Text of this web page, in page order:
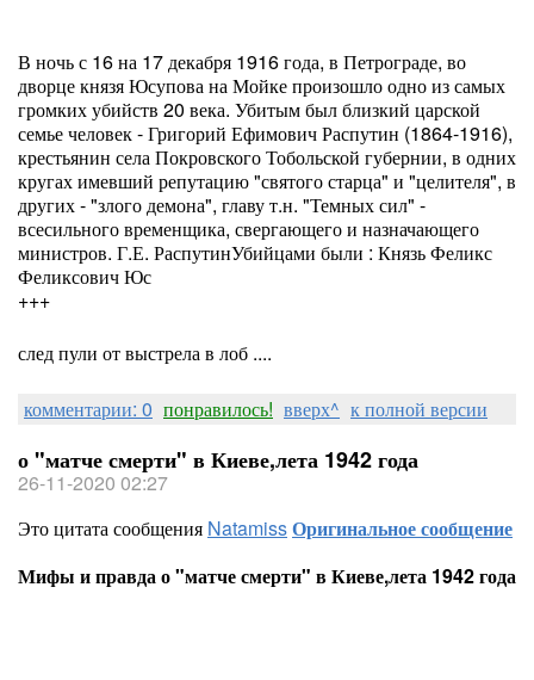
В ночь с 16 на 17 декабря 1916 года, в Петрограде, во
дворце князя Юсупова на Мойке произошло одно из самых
громких убийств 20 века. Убитым был близкий царской
семье человек - Григорий Ефимович Распутин (1864-1916),
крестьянин села Покровского Тобольской губернии, в одних
кругах имевший репутацию "святого старца" и "целителя", в
других - "злого демона", главу т.н. "Темных сил" -
всесильного временщика, свергающего и назначающего
министров. Г.Е. РаспутинУбийцами были : Князь Феликс
Феликсович Юс
+++
след пули от выстрела в лоб ....
комментарии: 0 понравилось! вверх^ к полной версии
о "матче смерти" в Киеве,лета 1942 года
26-11-2020 02:27
Это цитата сообщения NatamissОригинальное сообщение
Мифы и правда о "матче смерти" в Киеве,лета 1942 года